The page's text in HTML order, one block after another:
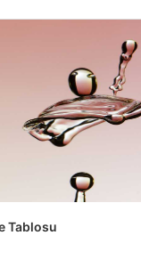
Tablosu